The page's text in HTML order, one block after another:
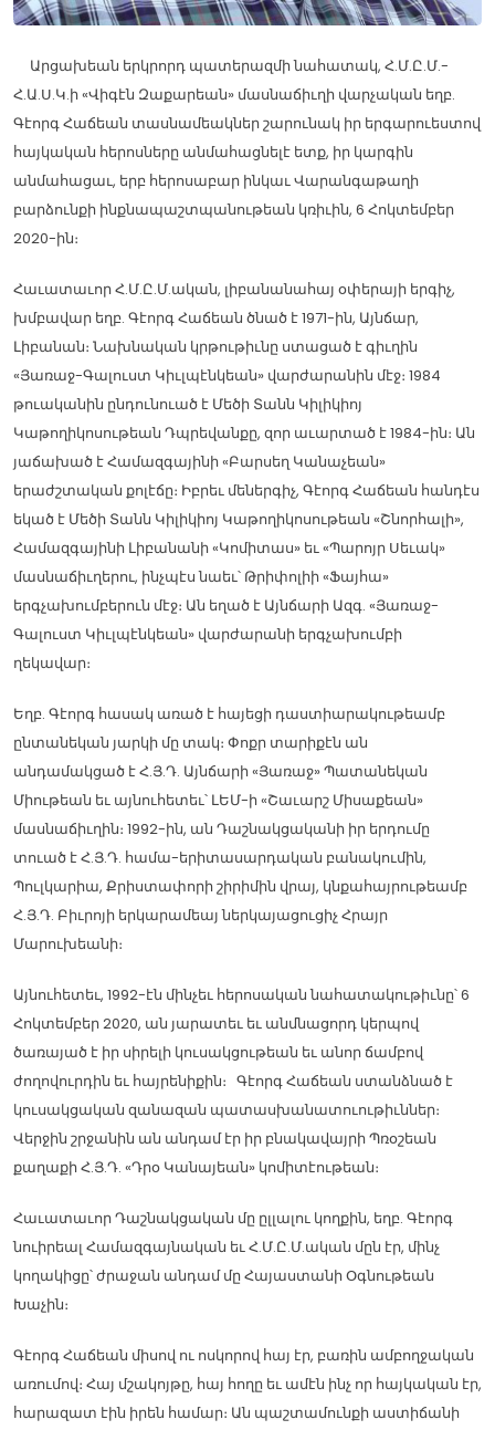
Արցախեան երկրորդ պատերազմի նահատակ, Հ.Մ.Ը.Մ.-
Հ.Ա.Ս.Կ.ի «Վիգէն Զաքարեան» մասնաճիւղի վարչական եղբ.
Գէորգ Հաճեան տասնամեակներ շարունակ իր երգարուեստով
հայկական հերոսները անմահացնելէ ետք, իր կարգին
անմահացաւ, երբ հերոսաբար ինկաւ Վարանգաթաղի
բարձունքի ինքնապաշտպանութեան կռիւին, 6 Հոկտեմբեր
2020-ին։
Հաւատաւոր Հ.Մ.Ը.Մ.ական, լիբանանահայ օփերայի երգիչ,
խմբավար եղբ. Գէորգ Հաճեան ծնած է 1971-ին, Այնճար,
Լիբանան։ Նախնական կրթութիւնը ստացած է գիւղին
«Յառաջ-Գալուստ Կիւլպէնկեան» վարժարանին մէջ։ 1984
թուականին ընդունուած է Մեծի Տանն Կիլիկիոյ
Կաթողիկոսութեան Դպրեվանքը, զոր աւարտած է 1984-ին։ Ան
յաճախած է Համազգայինի «Բարսեղ Կանաչեան»
երաժշտական քոլէճը։ Իբրեւ մեներգիչ, Գէորգ Հաճեան հանդէս
եկած է Մեծի Տանն Կիլիկիոյ Կաթողիկոսութեան «Շնորհալի»,
Համազգայինի Լիբանանի «Կոմիտաս» եւ «Պարոյր Սեւակ»
մասնաճիւղերու, ինչպէս նաեւ՝ Թրիփոլիի «Ֆայհա»
երգչախումբերուն մէջ։ Ան եղած է Այնճարի Ազգ. «Յառաջ-
Գալուստ Կիւլպէնկեան» վարժարանի երգչախումբի
ղեկավար։
Եղբ. Գէորգ հասակ առած է հայեցի դաստիարակութեամբ
ընտանեկան յարկի մը տակ։ Փոքր տարիքէն ան
անդամակցած է Հ.Յ.Դ. Այնճարի «Յառաջ» Պատանեկան
Միութեան եւ այնուհետեւ՝ ԼԵՄ-ի «Շաւարշ Միսաքեան»
մասնաճիւղին։ 1992-ին, ան Դաշնակցականի իր երդումը
տուած է Հ.Յ.Դ. համա-երիտասարդական բանակումին,
Պուլկարիա, Քրիստափորի շիրիմին վրայ, կնքահայրութեամբ
Հ.Յ.Դ. Բիւրոյի երկարամեայ ներկայացուցիչ Հրայր
Մարուխեանի։
Այնուհետեւ, 1992-էն մինչեւ հերոսական նահատակութիւնը՝ 6
Հոկտեմբեր 2020, ան յարատեւ եւ անմնացորդ կերպով
ծառայած է իր սիրելի կուսակցութեան եւ անոր ճամբով
ժողովուրդին եւ հայրենիքին։ Գէորգ Հաճեան ստանձնած է
կուսակցական զանազան պատասխանատուութիւններ։
Վերջին շրջանին ան անդամ էր իր բնակավայրի Պռօշեան
քաղաքի Հ.Յ.Դ. «Դրօ Կանայեան» կոմիտէութեան։
Հաւատաւոր Դաշնակցական մը ըլլալու կողքին, եղբ. Գէորգ
նուիրեալ Համազգայնական եւ Հ.Մ.Ը.Մ.ական մըն էր, մինչ
կողակիցը՝ ժրաջան անդամ մը Հայաստանի Օգնութեան
Խաչին։
Գէորգ Հաճեան միսով ու ոսկորով հայ էր, բառին ամբողջական
առումով։ Հայ մշակոյթը, հայ հողը եւ ամէն ինչ որ հայկական էր,
հարազատ էին իրեն համար։ Ան պաշտամունքի աստիճանի